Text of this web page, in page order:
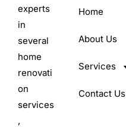
experts
in
several
home
renovati
on
services
,
Home
About Us
Services
Contact Us